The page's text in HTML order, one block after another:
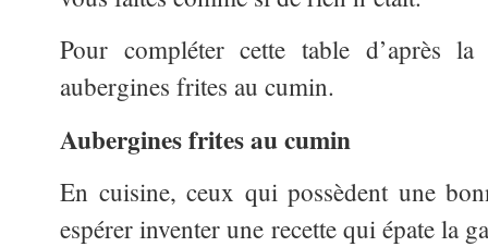
Pour compléter cette table d’après
aubergines frites au cumin.
Aubergines frites au cumin
En cuisine, ceux qui possèdent une
espérer inventer une recette qui épate la